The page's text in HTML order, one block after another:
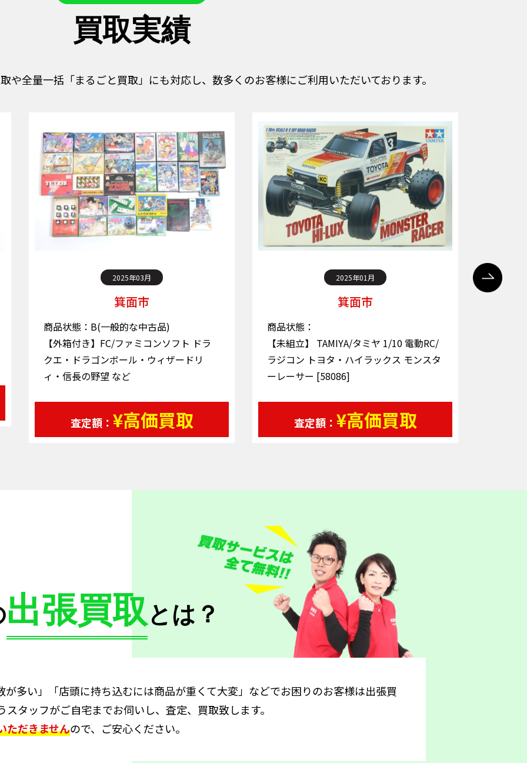
買取実績
や全量一括「まるごと買取」にも対応し、数多くのお客様にご利用いただいております。
2025年03月
箕面市
商品状態：B(一般的な中古品)
【外箱付き】FC/ファミコンソフト ドラ
クエ・ドラゴンボール・ウィザードリ
ィ・信長の野望 など
査定額： ¥高価買取
2025年01月
箕面市
商品状態：
【未組立】 TAMIYA/タミヤ 1/10 電動RC/
ラジコン トヨタ・ハイラックス モンスタ
ーレーサー [58086]
査定額： ¥高価買取
出張買取 とは？
多い」「店頭に持ち込むには商品が重くて大変」などでお困りのお客様は出張買
タッフがご自宅までお伺いし、査定、買取致します。
ただきませんので、ご安心ください。